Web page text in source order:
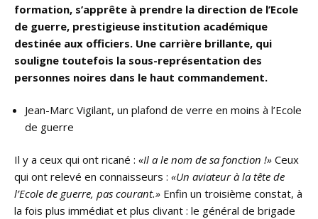
formation, s’apprête à prendre la direction de l’Ecole
de guerre, prestigieuse institution académique
destinée aux officiers. Une carrière brillante, qui
souligne toutefois la sous-représentation des
personnes noires dans le haut commandement.
Jean-Marc Vigilant, un plafond de verre en moins à l’Ecole
de guerre
Il y a ceux qui ont ricané : «Il a le nom de sa fonction !» Ceux
qui ont relevé en connaisseurs : «Un aviateur à la tête de
l’Ecole de guerre, pas courant.» Enfin un troisième constat, à
la fois plus immédiat et plus clivant : le général de brigade